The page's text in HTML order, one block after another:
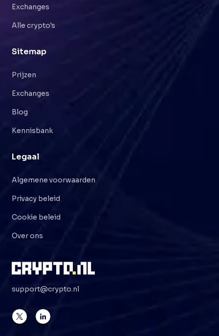
Exchanges
Alle crypto's
Sitemap
Prijzen
Exchanges
Blog
Kennisbank
Legaal
Algemene voorwaarden
Privacy beleid
Cookie beleid
Over ons
support@crypto.nl